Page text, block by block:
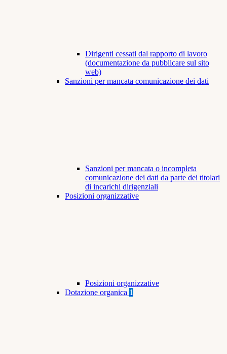
Dirigenti cessati dal rapporto di lavoro
(documentazione da pubblicare sul sito
web)
Sanzioni per mancata comunicazione dei dati
Sanzioni per mancata o incompleta
comunicazione dei dati da parte dei titolari
di incarichi dirigenziali
Posizioni organizzative
Posizioni organizzative
Dotazione organica 1